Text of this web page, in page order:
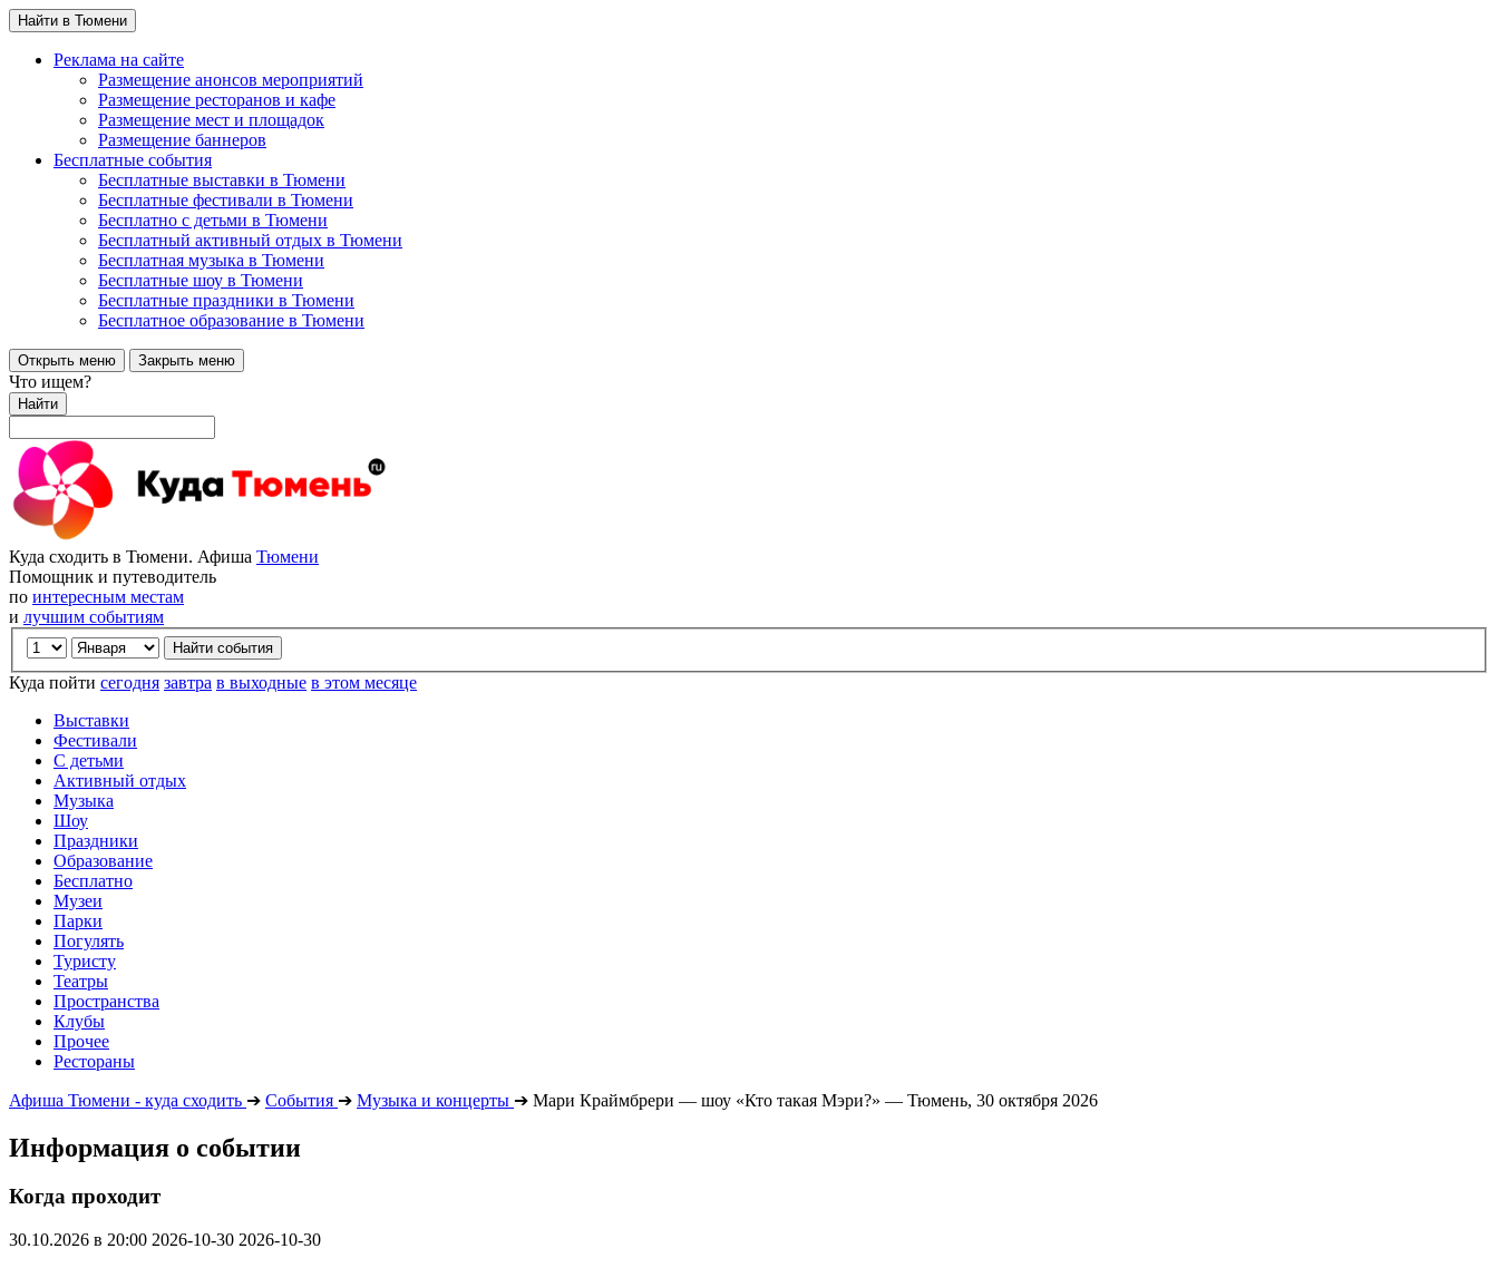
Найти в Тюмени
Реклама на сайте
Размещение анонсов мероприятий
Размещение ресторанов и кафе
Размещение мест и площадок
Размещение баннеров
Бесплатные события
Бесплатные выставки в Тюмени
Бесплатные фестивали в Тюмени
Бесплатно с детьми в Тюмени
Бесплатный активный отдых в Тюмени
Бесплатная музыка в Тюмени
Бесплатные шоу в Тюмени
Бесплатные праздники в Тюмени
Бесплатное образование в Тюмени
Открыть меню Закрыть меню
Что ищем?
Найти
Куда сходить в Тюмени. Афиша Тюмени
Помощник и путеводитель
по интересным местам
и лучшим событиям
Куда пойти сегодня завтра в выходные в этом месяце
Выставки
Фестивали
С детьми
Активный отдых
Музыка
Шоу
Праздники
Образование
Бесплатно
Музеи
Парки
Погулять
Туристу
Театры
Пространства
Клубы
Прочее
Рестораны
Афиша Тюмени - куда сходить ➔ События ➔ Музыка и концерты ➔ Мари Краймбрери — шоу «Кто такая Мэри?» — Тюмень, 30 октября 2026
Информация о событии
Когда проходит
30.10.2026 в 20:00 2026-10-30 2026-10-30